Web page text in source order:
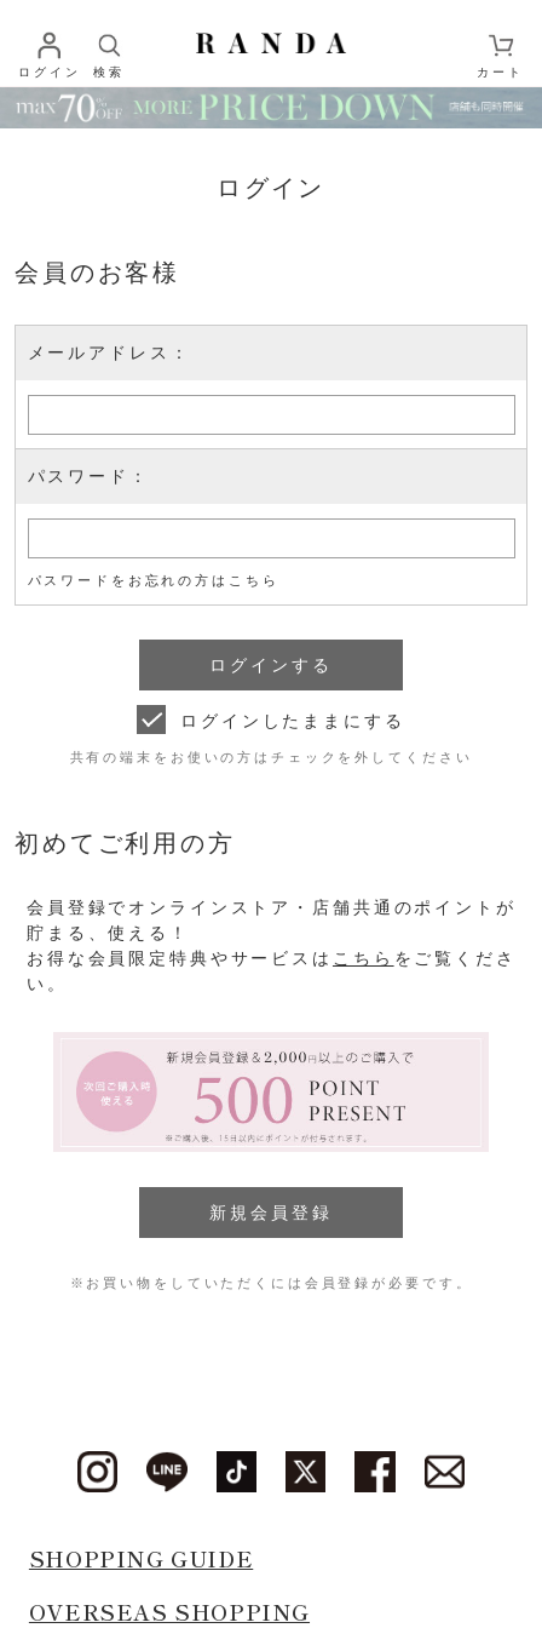
ログイン 検索 カート
ログイン
会員のお客様
メールアドレス：
パスワード：
パスワードをお忘れの方はこちら
ログインしたままにする
共有の端末をお使いの方はチェックを外してください
初めてご利用の方
会員登録でオンラインストア・店舗共通のポイントが
貯まる、使える！
お得な会員限定特典やサービスは こちら をご覧くださ
い。
※お買い物をしていただくには会員登録が必要です。
SHOPPING GUIDE
OVERSEAS SHOPPING